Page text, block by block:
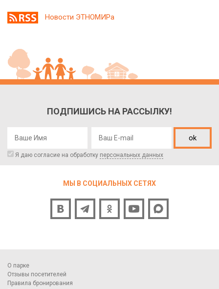
Новости ЭТНОМИРа
ПОДПИШИСЬ НА РАССЫЛКУ!
ok
Я даю согласие на обработку персональных данных
МЫ В СОЦИАЛЬНЫХ СЕТЯХ
О парке
Отзывы посетителей
Правила бронирования